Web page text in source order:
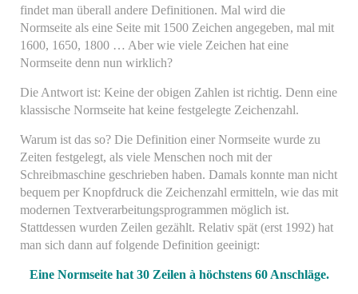
findet man überall andere Definitionen. Mal wird die
Normseite als eine Seite mit 1500 Zeichen angegeben, mal mit
1600, 1650, 1800 … Aber wie viele Zeichen hat eine
Normseite denn nun wirklich?
Die Antwort ist: Keine der obigen Zahlen ist richtig. Denn eine
klassische Normseite hat keine festgelegte Zeichenzahl.
Warum ist das so? Die Definition einer Normseite wurde zu
Zeiten festgelegt, als viele Menschen noch mit der
Schreibmaschine geschrieben haben. Damals konnte man nicht
bequem per Knopfdruck die Zeichenzahl ermitteln, wie das mit
modernen Textverarbeitungsprogrammen möglich ist.
Stattdessen wurden Zeilen gezählt. Relativ spät (erst 1992) hat
man sich dann auf folgende Definition geeinigt:
Eine Normseite hat 30 Zeilen à höchstens 60 Anschläge.